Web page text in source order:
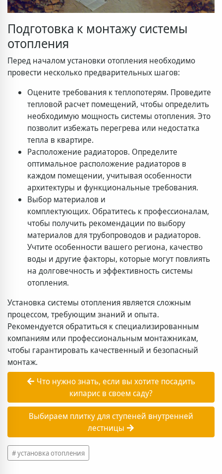
Подготовка к монтажу системы
отопления
Перед началом установки отопления необходимо
провести несколько предварительных шагов:
Оцените требования к теплопотерям. Проведите
тепловой расчет помещений, чтобы определить
необходимую мощность системы отопления. Это
позволит избежать перегрева или недостатка
тепла в квартире.
Расположение радиаторов. Определите
оптимальное расположение радиаторов в
каждом помещении, учитывая особенности
архитектуры и функциональные требования.
Выбор материалов и
комплектующих. Обратитесь к профессионалам,
чтобы получить рекомендации по выбору
материалов для трубопроводов и радиаторов.
Учтите особенности вашего региона, качество
воды и другие факторы, которые могут повлиять
на долговечность и эффективность системы
отопления.
Установка системы отопления является сложным
процессом, требующим знаний и опыта.
Рекомендуется обратиться к специализированным
компаниям или профессиональным монтажникам,
чтобы гарантировать качественный и безопасный
монтаж.
Что нужно знать, если вы хотите посадить
кипарис в своем саду?
Выбираем плитку для ступеней внутренней
лестницы
установка отопления